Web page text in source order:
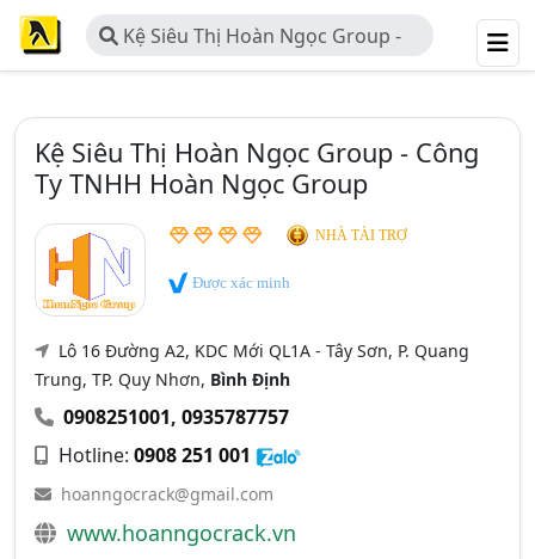
Kệ Siêu Thị Hoàn Ngọc Group -
Công Ty TNHH Hoàn Ngọc Group
Kệ Siêu Thị Hoàn Ngọc Group - Công
Ty TNHH Hoàn Ngọc Group
NHÀ TÀI TRỢ
Được xác minh
Lô 16 Đường A2, KDC Mới QL1A - Tây Sơn, P. Quang
Trung, TP. Quy Nhơn, Bình Định
0908251001, 0935787757
Hotline: 0908 251 001
hoanngocrack@gmail.com
www.hoanngocrack.vn